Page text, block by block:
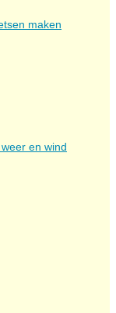
maken
en wind